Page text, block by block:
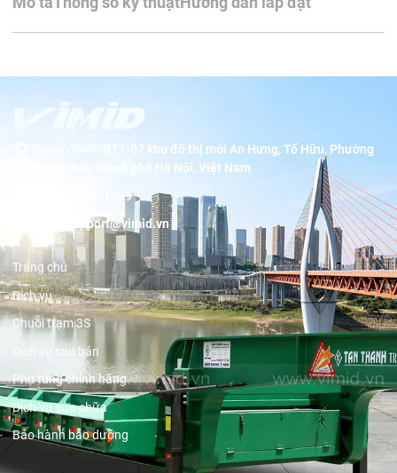
BT1-07 khu đô thị mới An Hưng, Tố Hữu, Phường
Dương Nội, thành phố Hà Nội, Việt Nam
19001089
support@vimid.vn
Trang chủ
Dịch vụ
Chuỗi trạm 3S
Dịch vụ sau bán
Phụ tùng chính hãng
Dịch vụ sửa chữa
Bảo hành bảo dưỡng